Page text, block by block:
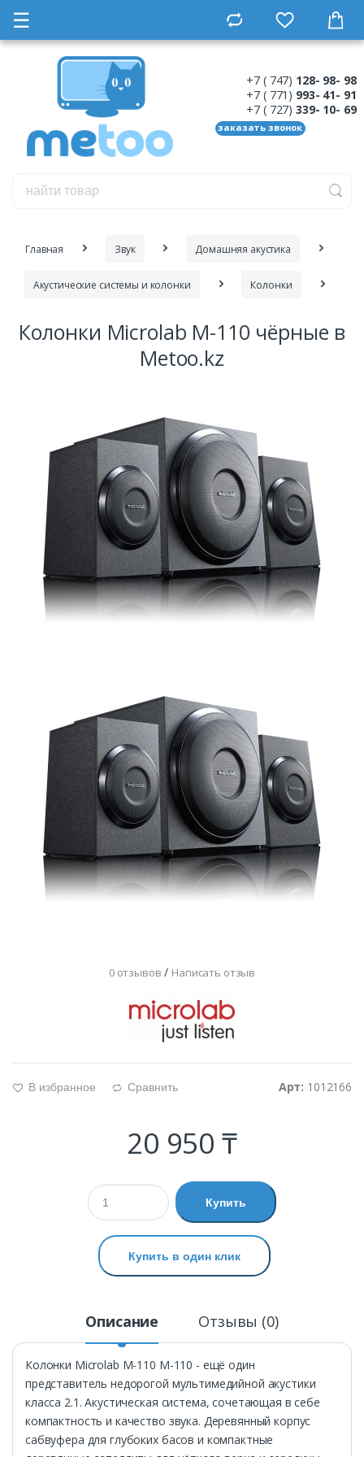
☰
+7 ( 747) 128- 98- 98
+7 ( 771) 993- 41- 91
+7 ( 727) 339- 10- 69
заказать звонок
Главная Звук Домашняя акустика
Акустические системы и колонки Колонки
Колонки Microlab M-110 чёрные в
Metoo.kz
0 отзывов / Написать отзыв
Арт: 1012166
g В избранное d Сравнить
20 950 ₸
Купить
Купить в один клик
Описание Отзывы (0)
Колонки Microlab M-110 М-110 - ещё один
представитель недорогой мультимедийной акустики
класса 2.1. Акустическая система, сочетающая в себе
компактность и качество звука. Деревянный корпус
сабвуфера для глубоких басов и компактные